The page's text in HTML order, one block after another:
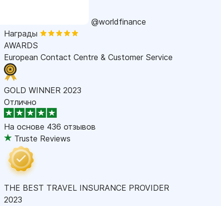
@worldfinance
Награды
AWARDS
European Contact Centre & Customer Service
GOLD WINNER 2023
Отлично
На основе 436 отзывов
Truste Reviews
THE BEST TRAVEL INSURANCE PROVIDER
2023